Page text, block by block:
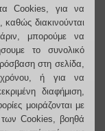
Cookies, για να
διακινούνται
μπορούμε να
το συνολικό
στη σελίδα,
χρόνου, ή για να
διαφήμιση,
μοιράζονται με
Cookies, βοηθά